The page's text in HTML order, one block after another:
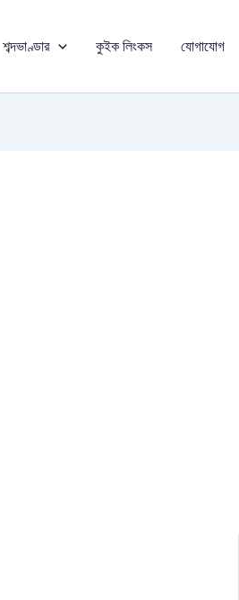
শব্দভাণ্ডার কুইক লিংকস যোগাযোগ